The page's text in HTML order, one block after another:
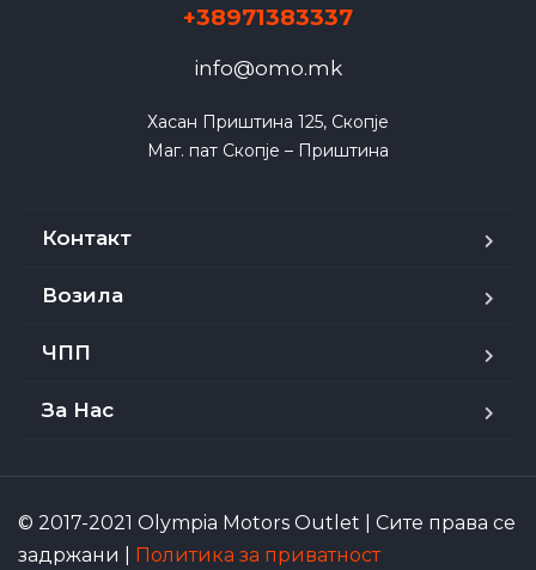
+38971383337
info@omo.mk
Хасан Приштина 125, Скопје
Маг. пат Скопје – Приштина
Контакт
Возила
ЧПП
За Нас
© 2017-2021 Olympia Motors Outlet | Сите права се
задржани | Политика за приватност